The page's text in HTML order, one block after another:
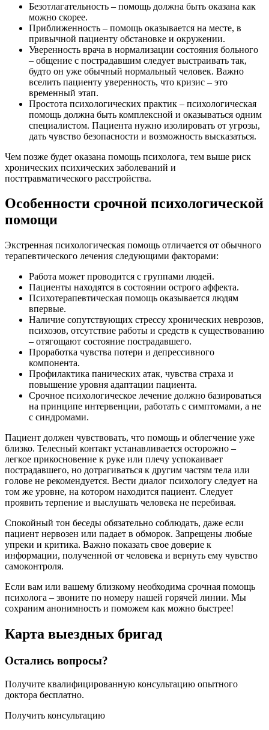
Безотлагательность – помощь должна быть оказана как
можно скорее.
Приближенность – помощь оказывается на месте, в
привычной пациенту обстановке и окружении.
Уверенность врача в нормализации состояния больного
– общение с пострадавшим следует выстраивать так,
будто он уже обычный нормальный человек. Важно
вселить пациенту уверенность, что кризис – это
временный этап.
Простота психологических практик – психологическая
помощь должна быть комплексной и оказываться одним
специалистом. Пациента нужно изолировать от угрозы,
дать чувство безопасности и возможность высказаться.
Чем позже будет оказана помощь психолога, тем выше риск
хронических психических заболеваний и
посттравматического расстройства.
Особенности срочной психологической
помощи
Экстренная психологическая помощь отличается от обычного
терапевтического лечения следующими факторами:
Работа может проводится с группами людей.
Пациенты находятся в состоянии острого аффекта.
Психотерапевтическая помощь оказывается людям
впервые.
Наличие сопутствующих стрессу хронических неврозов,
психозов, отсутствие работы и средств к существованию
– отягощают состояние пострадавшего.
Проработка чувства потери и депрессивного
компонента.
Профилактика панических атак, чувства страха и
повышение уровня адаптации пациента.
Срочное психологическое лечение должно базироваться
на принципе интервенции, работать с симптомами, а не
с синдромами.
Пациент должен чувствовать, что помощь и облегчение уже
близко. Телесный контакт устанавливается осторожно –
легкое прикосновение к руке или плечу успокаивает
пострадавшего, но дотрагиваться к другим частям тела или
голове не рекомендуется. Вести диалог психологу следует на
том же уровне, на котором находится пациент. Следует
проявить терпение и выслушать человека не перебивая.
Спокойный тон беседы обязательно соблюдать, даже если
пациент нервозен или падает в обморок. Запрещены любые
упреки и критика. Важно показать свое доверие к
информации, полученной от человека и вернуть ему чувство
самоконтроля.
Если вам или вашему близкому необходима срочная помощь
психолога – звоните по номеру нашей горячей линии. Мы
сохраним анонимность и поможем как можно быстрее!
Карта выездных бригад
Остались вопросы?
Получите квалифицированную консультацию опытного
доктора бесплатно.
Получить консультацию